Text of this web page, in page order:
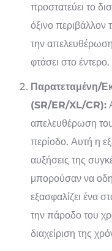
προστατεύει το
όξινο
την
φτάσει στο έντερο.
Παρατεταμένη/
(SR/ER/XL/CR):
απελευθέρωση
περίοδο. Αυτή η
αυξήσεις της
μπορούσαν να
εξασφαλίζει ένα
την πάροδο του
διαχείριση της